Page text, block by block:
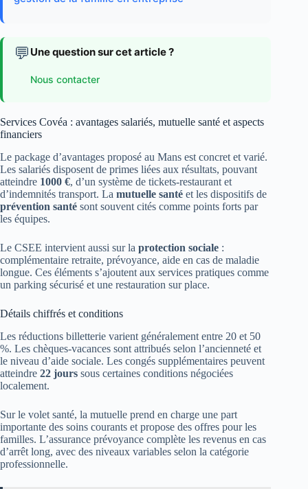
💬 Une question sur cet article ?
Nous contacter
Services Covéa : avantages salariés, mutuelle santé et aspects
financiers
Le package d’avantages proposé au Mans est concret et varié.
Les salariés disposent de primes liées aux résultats, pouvant
atteindre 1000 €, d’un système de tickets-restaurant et
d’indemnités transport. La mutuelle santé et les dispositifs de
prévention santé sont souvent cités comme points forts par
les équipes.
Le CSEE intervient aussi sur la protection sociale :
complémentaire retraite, prévoyance, aide en cas de maladie
longue. Ces éléments s’ajoutent aux services pratiques comme
un parking sécurisé et une restauration sur place.
Détails chiffrés et conditions
Les réductions billetterie varient généralement entre 20 et 50
%. Les chèques-vacances sont attribués selon l’ancienneté et
le niveau d’aide sociale. Les congés supplémentaires peuvent
atteindre 22 jours sous certaines conditions négociées
localement.
Sur le volet santé, la mutuelle prend en charge une part
importante des soins courants et propose des offres pour les
familles. L’assurance prévoyance complète les revenus en cas
d’arrêt long, avec des niveaux variables selon la catégorie
professionnelle.